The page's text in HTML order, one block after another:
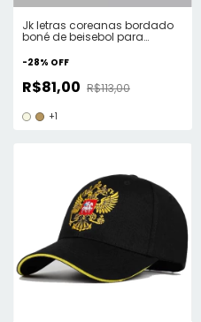
Jk letras coreanas bordado
boné de beisebol para
pai cam
-28% OFF
R$81,00 R$113,00
+1